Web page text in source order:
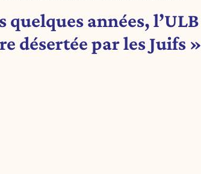
quelques années, l’ULB
désertée par les Juifs »